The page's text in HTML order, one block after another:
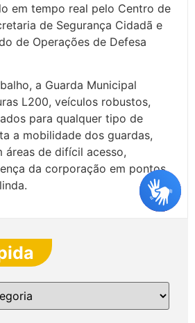
em tempo real pelo Centro de
de Segurança Cidadã e
de Operações de Defesa
a Guarda Municipal
L200, veículos robustos,
para qualquer tipo de
a mobilidade dos guardas,
áreas de difícil acesso,
da corporação em pontos